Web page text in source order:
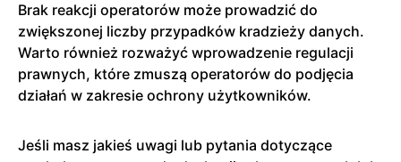
Brak reakcji operatorów może prowadzić do
zwiększonej liczby przypadków kradzieży danych.
Warto również rozważyć wprowadzenie regulacji
prawnych, które zmuszą operatorów do podjęcia
działań w zakresie ochrony użytkowników.
Jeśli masz jakieś uwagi lub pytania dotyczące